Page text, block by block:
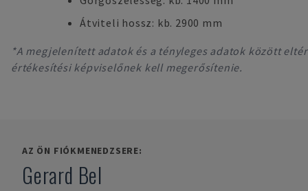
Átviteli hossz: kb. 2900 mm
*A megjelenített adatok és a tényleges adatok között
értékesítési képviselőnek kell megerősítenie.
AZ ÖN FIÓKMENEDZSERE:
Gerard Bel